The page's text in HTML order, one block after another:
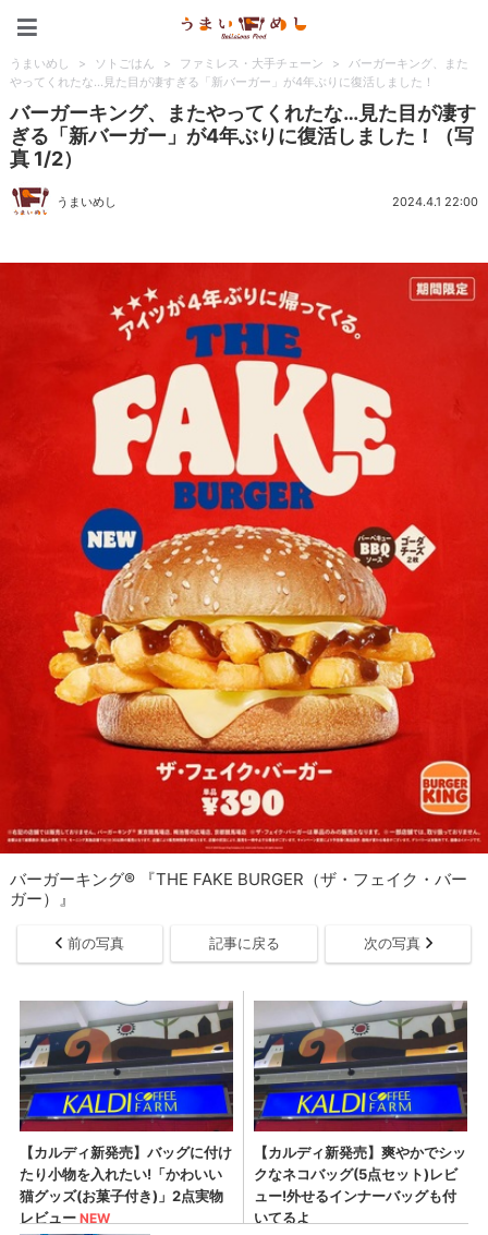
うまいめし > ソトごはん > ファミレス・大手チェーン >
バーガーキング、また
やってくれたな…見た目が凄すぎる「新バーガー」が4年ぶりに復活しました！
バーガーキング、またやってくれたな…見た目が凄す
ぎる「新バーガー」が4年ぶりに復活しました！（写
真 1/2）
うまいめし 2024.4.1 22:00
バーガーキング® 『THE FAKE BURGER（ザ・フェイク・バー
ガー）』
前の写真 記事に戻る 次の写真